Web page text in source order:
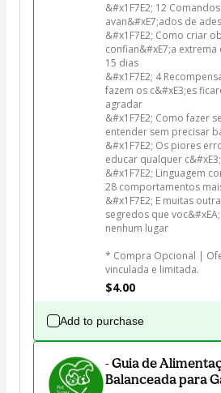
&#x1F7E2; 12
avan&#xE7;ados de
&#x1F7E2; Como criar
confian&#xE7;a extrema
15 dias
&#x1F7E2; 4
fazem os c&#xE3;es
agradar
&#x1F7E2; Como fazer
entender sem precisar
&#x1F7E2; Os piores
educar qualquer
&#x1F7E2; Linguagem
28 comportamentos
&#x1F7E2; E muitas
segredos que
nenhum lugar
* Compra Opcional |
vinculada e limitada.
$4.00
Add to purchase
- Guia de
Balanceada para